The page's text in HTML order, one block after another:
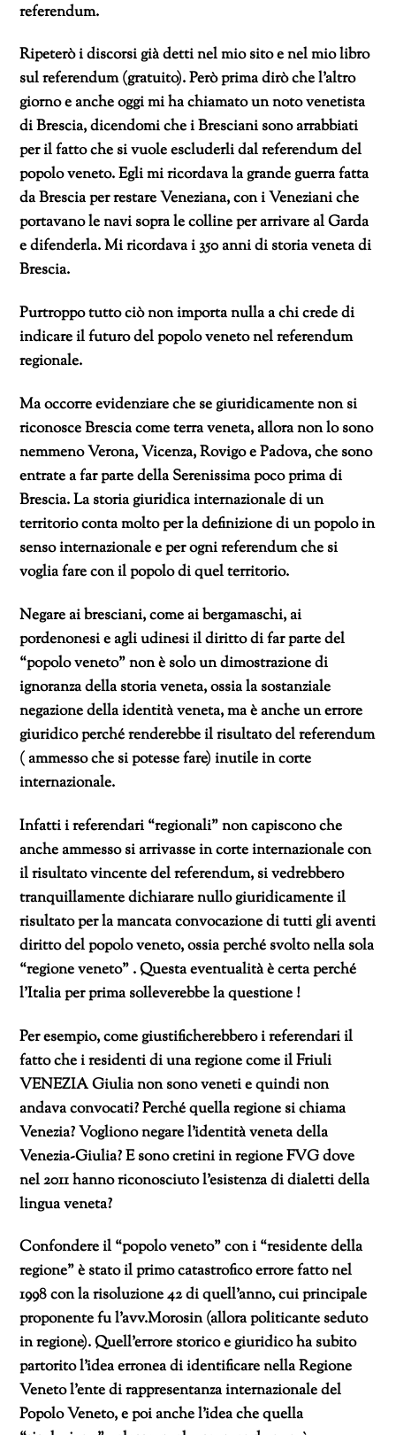
referendum.
Ripeterò i discorsi già detti nel mio sito e nel mio libro
sul referendum (gratuito). Però prima dirò che l’altro
giorno e anche oggi mi ha chiamato un noto venetista
di Brescia, dicendomi che i Bresciani sono arrabbiati
per il fatto che si vuole escluderli dal referendum del
popolo veneto. Egli mi ricordava la grande guerra fatta
da Brescia per restare Veneziana, con i Veneziani che
portavano le navi sopra le colline per arrivare al Garda
e difenderla. Mi ricordava i 350 anni di storia veneta di
Brescia.
Purtroppo tutto ciò non importa nulla a chi crede di
indicare il futuro del popolo veneto nel referendum
regionale.
Ma occorre evidenziare che se giuridicamente non si
riconosce Brescia come terra veneta, allora non lo sono
nemmeno Verona, Vicenza, Rovigo e Padova, che sono
entrate a far parte della Serenissima poco prima di
Brescia. La storia giuridica internazionale di un
territorio conta molto per la definizione di un popolo in
senso internazionale e per ogni referendum che si
voglia fare con il popolo di quel territorio.
Negare ai bresciani, come ai bergamaschi, ai
pordenonesi e agli udinesi il diritto di far parte del
“popolo veneto” non è solo un dimostrazione di
ignoranza della storia veneta, ossia la sostanziale
negazione della identità veneta, ma è anche un errore
giuridico perché renderebbe il risultato del referendum
( ammesso che si potesse fare) inutile in corte
internazionale.
Infatti i referendari “regionali” non capiscono che
anche ammesso si arrivasse in corte internazionale con
il risultato vincente del referendum, si vedrebbero
tranquillamente dichiarare nullo giuridicamente il
risultato per la mancata convocazione di tutti gli aventi
diritto del popolo veneto, ossia perché svolto nella sola
“regione veneto” . Questa eventualità è certa perché
l’Italia per prima solleverebbe la questione !
Per esempio, come giustificherebbero i referendari il
fatto che i residenti di una regione come il Friuli
VENEZIA Giulia non sono veneti e quindi non
andava convocati? Perché quella regione si chiama
Venezia? Vogliono negare l’identità veneta della
Venezia-Giulia? E sono cretini in regione FVG dove
nel 2011 hanno riconosciuto l’esistenza di dialetti della
lingua veneta?
Confondere il “popolo veneto” con i “residente della
regione” è stato il primo catastrofico errore fatto nel
1998 con la risoluzione 42 di quell’anno, cui principale
proponente fu l’avv.Morosin (allora politicante seduto
in regione). Quell’errore storico e giuridico ha subito
partorito l’idea erronea di identificare nella Regione
Veneto l’ente di rappresentanza internazionale del
Popolo Veneto, e poi anche l’idea che quella